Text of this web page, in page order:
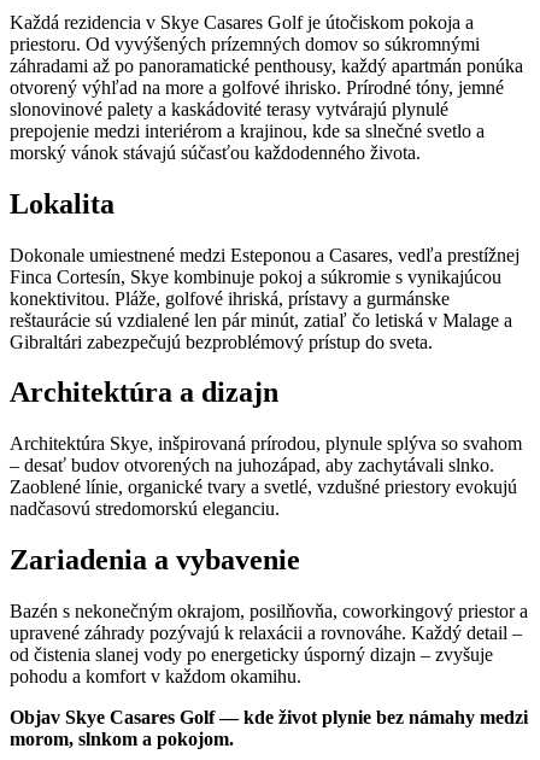
Každá rezidencia v Skye Casares Golf je útočiskom pokoja a
priestoru. Od vyvýšených prízemných domov so súkromnými
záhradami až po panoramatické penthousy, každý apartmán ponúka
otvorený výhľad na more a golfové ihrisko. Prírodné tóny, jemné
slonovinové palety a kaskádovité terasy vytvárajú plynulé
prepojenie medzi interiérom a krajinou, kde sa slnečné svetlo a
morský vánok stávajú súčasťou každodenného života.
Lokalita
Dokonale umiestnené medzi Esteponou a Casares, vedľa prestížnej
Finca Cortesín, Skye kombinuje pokoj a súkromie s vynikajúcou
konektivitou. Pláže, golfové ihriská, prístavy a gurmánske
reštaurácie sú vzdialené len pár minút, zatiaľ čo letiská v Malage a
Gibraltári zabezpečujú bezproblémový prístup do sveta.
Architektúra a dizajn
Architektúra Skye, inšpirovaná prírodou, plynule splýva so svahom
– desať budov otvorených na juhozápad, aby zachytávali slnko.
Zaoblené línie, organické tvary a svetlé, vzdušné priestory evokujú
nadčasovú stredomorskú eleganciu.
Zariadenia a vybavenie
Bazén s nekonečným okrajom, posilňovňa, coworkingový priestor a
upravené záhrady pozývajú k relaxácii a rovnováhe. Každý detail –
od čistenia slanej vody po energeticky úsporný dizajn – zvyšuje
pohodu a komfort v každom okamihu.
Objav Skye Casares Golf — kde život plynie bez námahy medzi
morom, slnkom a pokojom.